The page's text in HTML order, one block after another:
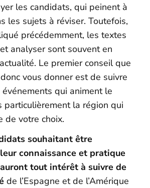
les candidats, qui peinent à
les sujets à réviser. Toutefois,
précédemment, les textes
analyser sont souvent en
Le premier conseil que
vous donner est de suivre
qui animent le
particulièrement la région qui
de votre choix.
souhaitant être
connaissance et pratique
tout intérêt à suivre de
de l’Espagne et de l’Amérique